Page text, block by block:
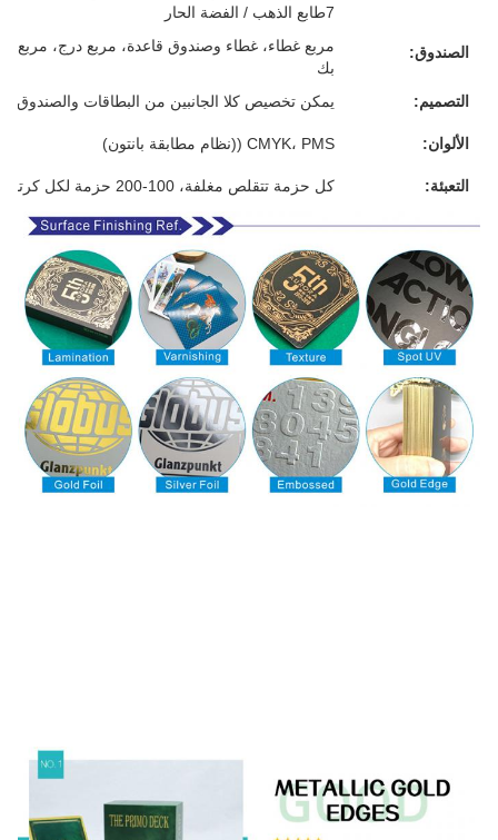
7طابع الذهب / الفضة الحار
الصندوق:
مربع غطاء، غطاء وصندوق قاعدة، مربع درج،
بك
التصميم:
يمكن تخصيص كلا الجانبين من البطاقات والصندوق
الألوان: CMYK، PMS ((نظام مطابقة بانتون)
التعبئة: كل حزمة تتقلص مغلفة، 100-200 حزمة لكل كرتون